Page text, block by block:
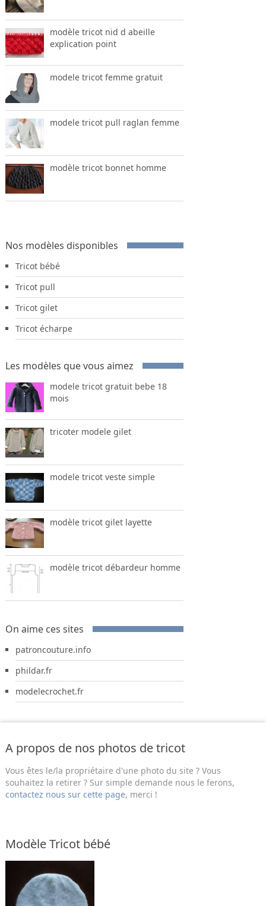
modèle tricot nid d abeille
explication point
modele tricot femme gratuit
modele tricot pull raglan femme
modèle tricot bonnet homme
Nos modèles disponibles
Tricot bébé
Tricot pull
Tricot gilet
Tricot écharpe
Les modèles que vous aimez
modele tricot gratuit bebe 18
mois
tricoter modele gilet
modele tricot veste simple
modèle tricot gilet layette
modèle tricot débardeur homme
On aime ces sites
patroncouture.info
phildar.fr
modelecrochet.fr
A propos de nos photos de tricot
Vous êtes le/la propriétaire d'une photo du site ? Vous
souhaitez la retirer ? Sur simple demande nous le ferons,
contactez nous sur cette page, merci !
Modèle Tricot bébé